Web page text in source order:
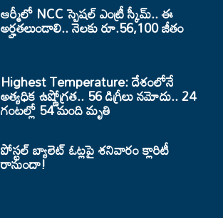
ఆర్మీలో NCC స్పెషల్ ఎంట్రీ స్కీమ్.. ఈ
అర్హతలుండాలి.. నెలకు రూ.56,100 జీతం
Highest Temperature: దేశంలోనే
అత్యధిక ఉష్ణోగ్రత.. 56 డిగ్రీలు నమోదు.. 24
గంటల్లో 54 మంది మృతి
పోస్టల్ బ్యాలెట్ ఓట్లపై శనివారం క్లారిటీ
రానుందా!